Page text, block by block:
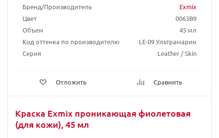
Бренд/Производитель
Exmix
Цвет
0063B9
Объем
45 мл
Код оттенка по производителю
LE-09 Ультрамарин
Серия
Leather / Skin
Отложить Сравнить
Краска Exmix проникающая фиолетовая
(для кожи), 45 мл